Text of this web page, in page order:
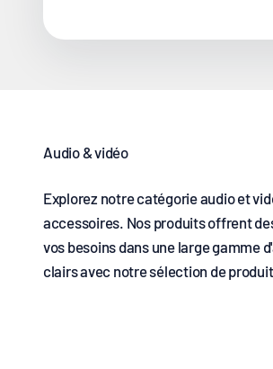
Explorez notre catégorie audio et
accessoires. Nos produits offrent
vos besoins dans une large gamme
clairs avec notre sélection de